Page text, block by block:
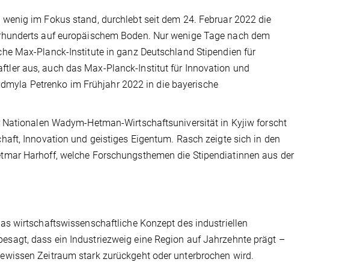
im Fokus stand, durchlebt seit dem 24. Februar 2022 die
auf europäischem Boden. Nur wenige Tage nach dem
Max-Planck-Institute in ganz Deutschland Stipendien für
aus, auch das Max-Planck-Institut für Innovation und
Petrenko im Frühjahr 2022 in die bayerische
Wadym-Hetman-Wirtschaftsuniversität in Kyjiw forscht
Innovation und geistiges Eigentum. Rasch zeigte sich in den
Harhoff, welche Forschungsthemen die Stipendiatinnen aus der
wirtschaftswissenschaftliche Konzept des industriellen
dass ein Industriezweig eine Region auf Jahrzehnte prägt –
Zeitraum stark zurückgeht oder unterbrochen wird.